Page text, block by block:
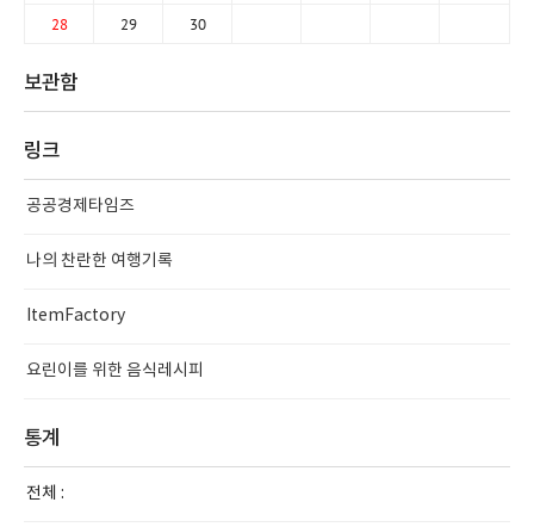
28 29 30
보관함
링크
공공경제타임즈
나의 찬란한 여행기록
ItemFactory
요린이를 위한 음식레시피
통계
전체 :